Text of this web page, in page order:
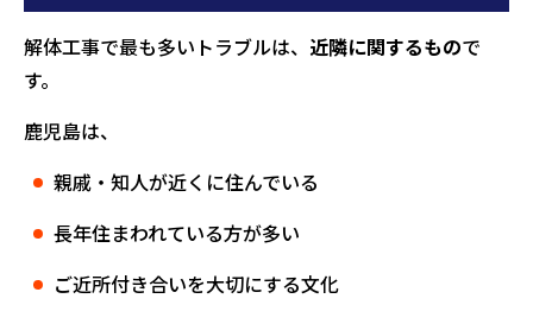
解体工事で最も多いトラブルは、 近隣に関するもので
す。
鹿児島は、
親戚・知人が近くに住んでいる
長年住まわれている方が多い
ご近所付き合いを大切にする文化